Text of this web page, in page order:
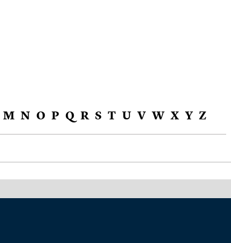
M N O P Q R S T U V W X Y Z